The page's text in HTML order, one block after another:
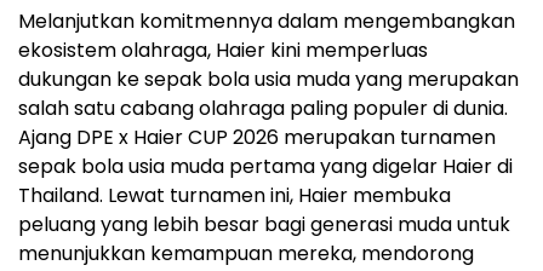
Melanjutkan komitmennya dalam mengembangkan
ekosistem olahraga, Haier kini memperluas
dukungan ke sepak bola usia muda yang merupakan
salah satu cabang olahraga paling populer di dunia.
Ajang DPE x Haier CUP 2026 merupakan turnamen
sepak bola usia muda pertama yang digelar Haier di
Thailand. Lewat turnamen ini, Haier membuka
peluang yang lebih besar bagi generasi muda untuk
menunjukkan kemampuan mereka, mendorong